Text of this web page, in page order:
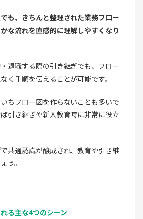
も、きちんと整理された業務フロー
な流れを直感的に理解しやすくなり
退職する際の引き継ぎでも、フロー
く手順を伝えることが可能です。
ちフロー図を作らないことも多いで
引き継ぎや新人教育時に非常に役立
共通認識が醸成され、教育や引き継
う。
る主な4つのシーン